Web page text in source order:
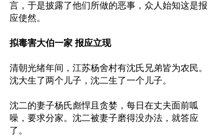
言，于是披露了他们所做的恶事，众人始知这是报
应使然。
拟毒害大伯一家 报应立现
清朝光绪年间，江苏杨舍村有沈氏兄弟皆为农民。
沈大生了两个儿子，沈二生了一个儿子。
沈二的妻子杨氏彪悍且贪婪，每日在丈夫面前呱
噪，要求分家。沈二被妻子磨得没办法，就答应
了。